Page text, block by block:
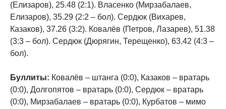
(Елизаров), 25.48 (2:1). Власенко (Мирзабалаев,
Елизаров), 35.29 (2:2 – бол). Сердюк (Вихарев,
Казаков), 37.26 (3:2). Ковалёв (Петров, Лазарев), 51.38
(3:3 – бол). Сердюк (Дюрягин, Терещенко), 63.42 (4:3 –
бол).
Буллиты: Ковалёв – штанга (0:0), Казаков – вратарь
(0:0), Долгопятов – вратарь (0:0), Сердюк – вратарь
(0:0), Мирзабалаев – вратарь (0:0), Курбатов – мимо